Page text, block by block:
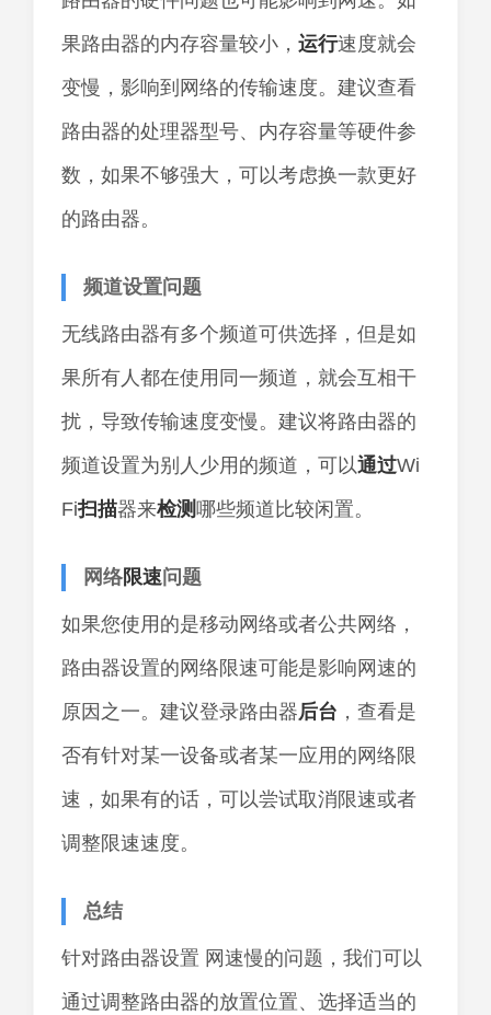
果路由器的内存容量较小， 运行速度就会
变慢，影响到网络的传输速度。建议查看
路由器的处理器型号、内存容量等硬件参
数，如果不够强大，可以考虑换一款更好
的路由器。
频道设置问题
无线路由器有多个频道可供选择，但是如
果所有人都在使用同一频道，就会互相干
扰，导致传输速度变慢。建议将路由器的
频道设置为别人少用的频道，可以通过Wi
Fi扫描器来检测哪些频道比较闲置。
网络限速问题
如果您使用的是移动网络或者公共网络，
路由器设置的网络限速可能是影响网速的
原因之一。建议登录路由器后台 ，查看是
否有针对某一设备或者某一应用的网络限
速，如果有的话，可以尝试取消限速或者
调整限速速度。
总结
针对路由器设置 网速慢的问题，我们可以
通过调整路由器的放置位置、选择适当的